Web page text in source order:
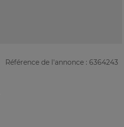
Référence de l'annonce : 6364243